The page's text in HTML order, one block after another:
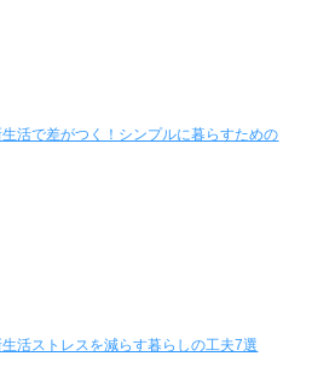
生活で差がつく！シンプルに暮らすための
生活ストレスを減らす暮らしの工夫7選